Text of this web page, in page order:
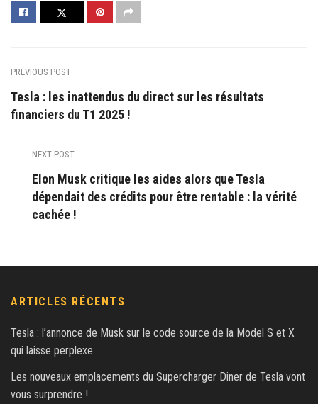
PREVIOUS POST
Tesla : les inattendus du direct sur les résultats
financiers du T1 2025 !
NEXT POST
Elon Musk critique les aides alors que Tesla
dépendait des crédits pour être rentable : la vérité
cachée !
ARTICLES RÉCENTS
Tesla : l’annonce de Musk sur le code source de la Model S et X
qui laisse perplexe
Les nouveaux emplacements du Supercharger Diner de Tesla vont
vous surprendre !